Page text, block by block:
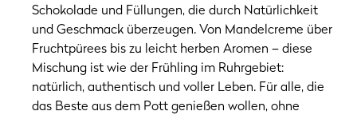
Schokolade und Füllungen, die durch Natürlichkeit
und Geschmack überzeugen. Von Mandelcreme über
Fruchtpürees bis zu leicht herben Aromen – diese
Mischung ist wie der Frühling im Ruhrgebiet:
natürlich, authentisch und voller Leben. Für alle, die
das Beste aus dem Pott genießen wollen, ohne